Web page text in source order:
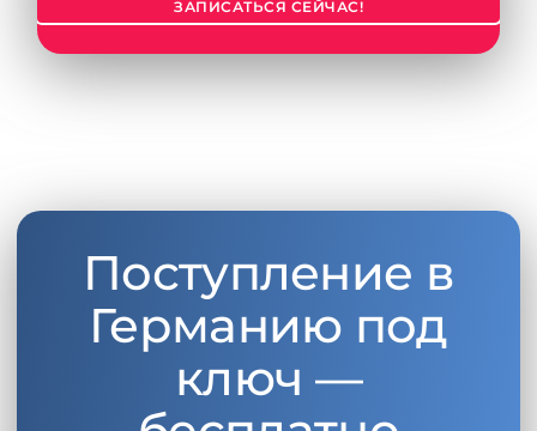
Наши студенты успешно поступают
Беларусь
ЗАПИСАТЬСЯ СЕЙЧАС!
Поступление в
Германию под
ключ —